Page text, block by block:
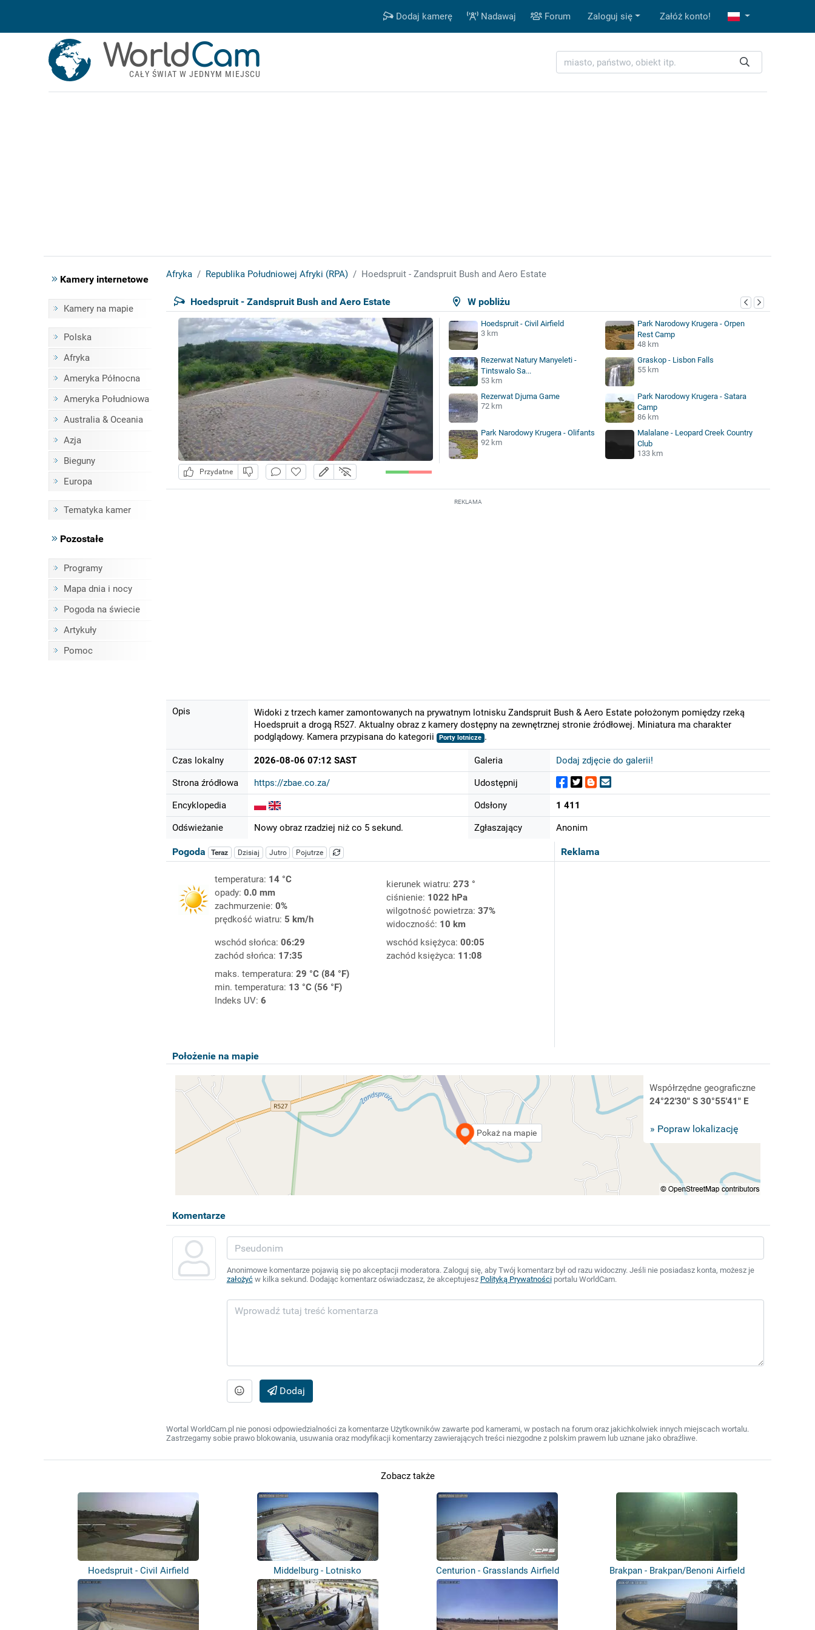
Dodaj kamerę Nadawaj Forum Zaloguj się Załóż konto!
WorldCam
CAŁY ŚWIAT W JEDNYM MIEJSCU
Kamery internetowe
Kamery na mapie
Polska
Afryka
Ameryka Północna
Ameryka Południowa
Australia & Oceania
Azja
Bieguny
Europa
Tematyka kamer
Pozostałe
Programy
Mapa dnia i nocy
Pogoda na świecie
Artykuły
Pomoc
Afryka Republika Południowej Afryki (RPA) Hoedspruit - Zandspruit Bush and Aero Estate
W pobliżu
Hoedspruit - Zandspruit Bush and Aero Estate
Przydatne
Hoedspruit - Civil Airfield
3 km
Park Narodowy Krugera - Orpen
Rest Camp
48 km
Rezerwat Natury Manyeleti -
Tintswalo Sa...
53 km
Graskop - Lisbon Falls
55 km
Rezerwat Djuma Game
72 km
Park Narodowy Krugera - Satara
Camp
86 km
Park Narodowy Krugera - Olifants
92 km
Malalane - Leopard Creek Country
Club
133 km
REKLAMA
Opis
Widoki z trzech kamer zamontowanych na prywatnym lotnisku Zandspruit Bush & Aero Estate położonym pomiędzy rzeką
Hoedspruit a drogą R527. Aktualny obraz z kamery dostępny na zewnętrznej stronie źródłowej. Miniatura ma charakter
podglądowy. Kamera przypisana do kategorii
Porty lotnicze .
Czas lokalny 2026-08-06 07:12 SAST
Strona źródłowa https://zbae.co.za/
Encyklopedia
Odświeżanie Nowy obraz rzadziej niż co 5 sekund.
Galeria Dodaj zdjęcie do galerii!
Udostępnij
Odsłony 1 411
Zgłaszający Anonim
Reklama
Pogoda Teraz Dzisiaj Jutro Pojutrze
temperatura: 14 °C
opady: 0.0 mm
zachmurzenie: 0%
prędkość wiatru: 5 km/h
kierunek wiatru: 273 °
ciśnienie: 1022 hPa
wilgotność powietrza: 37%
widoczność: 10 km
wschód słońca: 06:29
zachód słońca: 17:35
wschód księżyca: 00:05
zachód księżyca: 11:08
maks. temperatura: 29 °C (84 °F)
min. temperatura: 13 °C (56 °F)
Indeks UV: 6
Położenie na mapie
Pokaż na mapie
Współrzędne geograficzne
24°22'30" S 30°55'41" E
» Popraw lokalizację
Komentarze
Anonimowe komentarze pojawią się po akceptacji moderatora. Zaloguj się, aby Twój komentarz był od razu widoczny. Jeśli nie posiadasz konta, możesz je
założyćw kilka sekund. Dodając komentarz oświadczasz, że akceptujesz Polityką Prywatnościportalu WorldCam.
Dodaj
Wortal WorldCam.pl nie ponosi odpowiedzialności za komentarze Użytkowników zawarte pod kamerami, w postach na forum oraz jakichkolwiek innych miejscach wortalu.
Zastrzegamy sobie prawo blokowania, usuwania oraz modyfikacji komentarzy zawierających treści niezgodne z polskim prawem lub uznane jako obraźliwe.
Zobacz także
Hoedspruit - Civil Airfield Middelburg - Lotnisko Centurion - Grasslands Airfield Brakpan - Brakpan/Benoni Airfield